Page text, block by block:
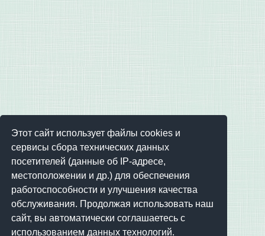
Этот сайт использует файлы cookies и
сервисы сбора технических данных
посетителей (данные об IP-адресе,
местоположении и др.) для обеспечения
работоспособности и улучшения качества
обслуживания. Продолжая использовать наш
сайт, вы автоматически соглашаетесь с
использованием данных технологий.